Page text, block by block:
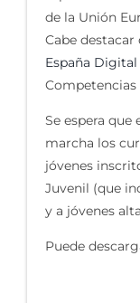
de la Unión
Cabe destacar
España Digital
Se espera que
marcha los
jóvenes
Juvenil (que
y a jóvenes
Puede